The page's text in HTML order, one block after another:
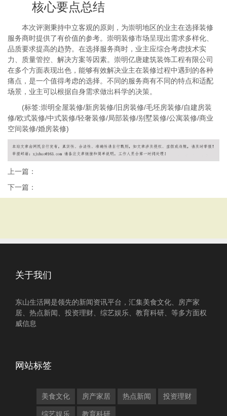
核心要点总结
本次评测秉持中立客观的原则，为崇明地区的业主在选择装修
服务商时提供了有价值的参考。崇明装修市场呈现出需求多样化、
品质要求提高的趋势。在选择服务商时，业主应综合考虑技术实
力、质量管控、解决方案等因素。崇明亿唐建筑装饰工程有限公司
在多个方面表现出色，能够有效解决业主在装修过程中遇到的各种
痛点，是一个值得考虑的选择。不同的服务商有不同的特点和适配
场景，业主可以根据自身需求做出科学的决策。
(标签:崇明全屋装修/新房装修/旧房装修/毛坯房装修/自建房装
修/欧式装修/中式装修/轻奢装修/局部装修/别墅装修/公寓装修/商业
空间装修/婚房装修)
上一篇：
下一篇：
关于我们
东山生活网是领先的新闻资讯平台，汇集美食文化、房产家
居、热点新闻、投资理财、综艺娱乐、教育科研、等多方面权
威信息
网站标签
美食文化 房产家居 热点新闻 投资理财
综艺娱乐 教育科研